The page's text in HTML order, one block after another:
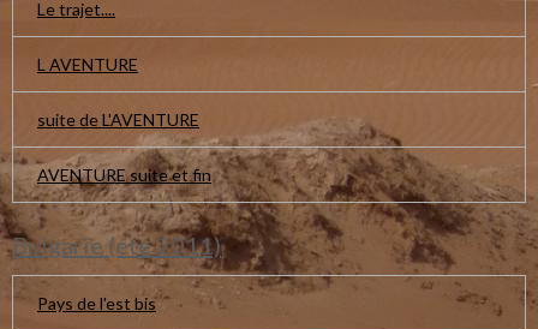
Le trajet....
L AVENTURE
suite de L'AVENTURE
AVENTURE suite et fin
Bulgarie (été 2011)
Pays de l'est bis